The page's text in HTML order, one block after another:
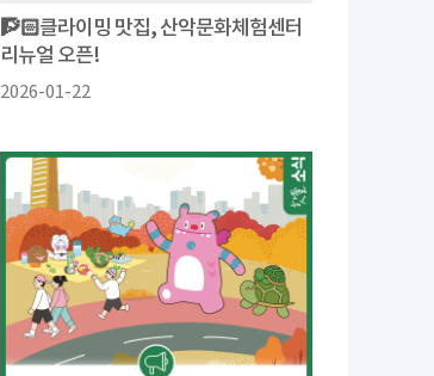
🧗🏻클라이밍 맛집, 산악문화체험센터
리뉴얼 오픈!
2026-01-22